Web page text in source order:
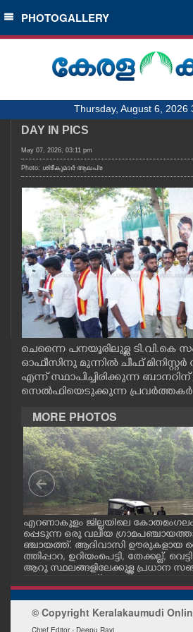
SECTIONS
HOME
NOTIFIED NEWS
KERALA
OBITUARY
NEWS 360
CASE DIARY
CINEMA
PHOTOS
LIFESTYLE
SPIRITUAL
INFO+
ART
PHOTOGALLERY
Thursday, August 6, 2026
DAY IN PICS
May 07, 2026, 03:11 pm
Photo: ശ്രീകുമാർ ആലപ്ര
ചെന്നൈ പനയൂരിലുള്ള ടി.വി.കെ
ഓഫീസിനു മുന്നിൽ ചീഫ്
എന്ന് സ്ഥാപിച്ചിരിക്കുന്ന
സെൽഫിയെടുക്കുന്ന പ്രവർത്തകർ
MORE PHOTOS
എറണാകുളം ജില്ലയിലെ
പ്പെടുന്ന ഒരു വലിയ
ഞ്ചായത്ത്. ആദിവാസി ഊരുകളായ
ത്തിപ്പാറ, ഉറിയംപെട്ടി, തേക്കല്ല്,
ആറു സ്ഥലങ്ങളിലേക്കുള്ള പ്രധാന
© Copyright Keralakaumudi
Chief Editor - Deepu Ravi